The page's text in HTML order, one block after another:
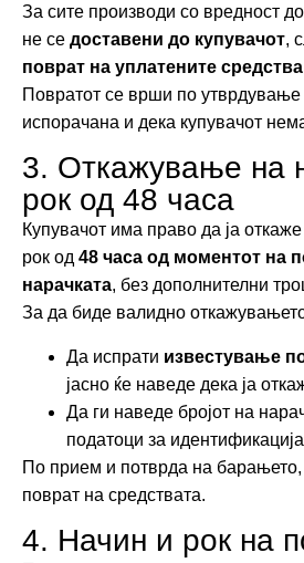
За сите производи со вредност до
не се доставени до купувачот,
поврат на уплатените
Повратот се врши по утврдување
испорачана и дека купувачот
3. Откажување на
рок од 48 часа
Купувачот има право да ја
рок од 48 часа од моментот на
нарачката, без дополнителни
За да биде валидно
Да испрати известување
јасно ќе наведе дека ја
Да ги наведе бројот на
податоци за
По прием и потврда на барањето,
поврат на средствата.
4. Начин и рок на